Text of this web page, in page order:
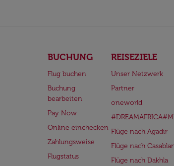
BUCHUNG
Flug buchen
Buchung
bearbeiten
Pay Now
Online einchecken
Zahlungsweise
Flugstatus
REISEZIELE
Unser Netzwerk
Partner
oneworld
Flüge nach Agadir
Flüge nach
Flüge nach Dakhla